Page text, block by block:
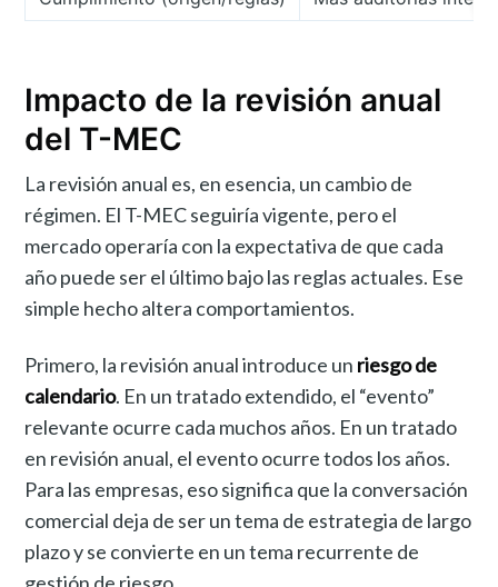
Impacto de la revisión anual
del T-MEC
La revisión anual es, en esencia, un cambio de
régimen. El T-MEC seguiría vigente, pero el
mercado operaría con la expectativa de que cada
año puede ser el último bajo las reglas actuales. Ese
simple hecho altera comportamientos.
Primero, la revisión anual introduce un riesgo de
calendario. En un tratado extendido, el “evento”
relevante ocurre cada muchos años. En un tratado
en revisión anual, el evento ocurre todos los años.
Para las empresas, eso significa que la conversación
comercial deja de ser un tema de estrategia de largo
plazo y se convierte en un tema recurrente de